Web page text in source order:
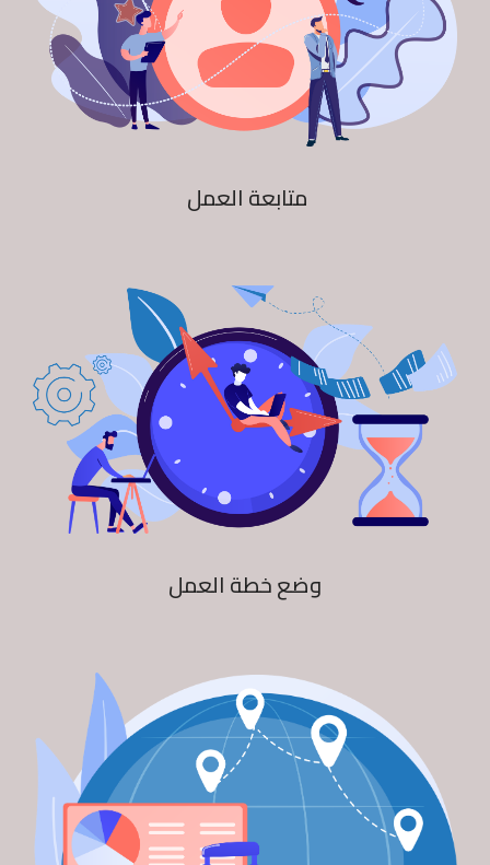
متابعة العمل
وضع خطة العمل